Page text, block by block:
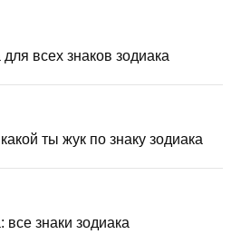
для всех знаков зодиака
ты жук по знаку зодиака
все знаки зодиака